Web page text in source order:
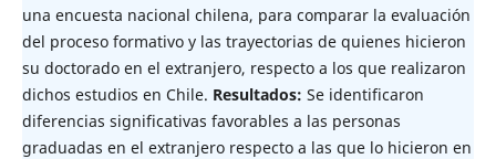
una encuesta nacional chilena, para comparar la evaluación
del proceso formativo y las trayectorias de quienes hicieron
su doctorado en el extranjero, respecto a los que realizaron
dichos estudios en Chile. Resultados: Se identificaron
diferencias significativas favorables a las personas
graduadas en el extranjero respecto a las que lo hicieron en